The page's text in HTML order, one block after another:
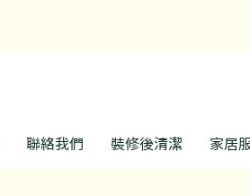
聯絡我們 裝修後清潔 家居